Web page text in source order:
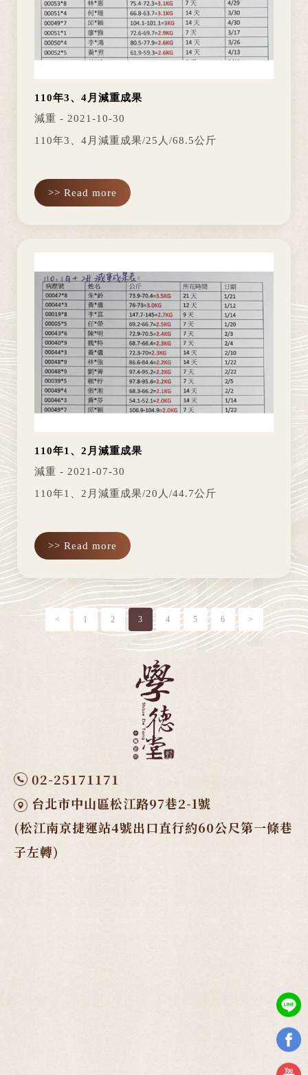
110年3、4月減重成果
減重 - 2021-10-30
110年3、4月減重成果/25人/68.5公斤
>> Read more
110年1、2月減重成果
減重 - 2021-07-30
110年1、2月減重成果/20人/44.7公斤
>> Read more
< 1 2 3 4 5 6 >
02-25171171
台北市中山區松江路97巷2-1號
(松江南京捷運站4號出口直行約60公尺第一條巷
子左轉)